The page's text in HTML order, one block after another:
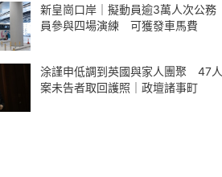
新皇崗口岸｜擬動員逾3萬人次公務
員參與四場演練 可獲發車馬費
涂謹申低調到英國與家人團聚 47人
案未告者取回護照｜政壇諸事町